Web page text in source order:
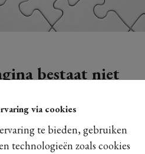
via cookies
te bieden, gebruiken
technologieën zoals cookies
bestaat niet